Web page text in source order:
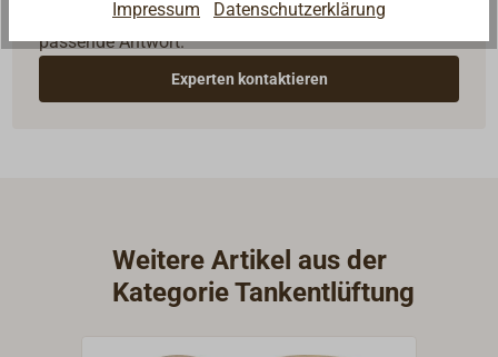
Seglerinnen. Wir verstehen Ihre Fragen und geben die
passende Antwort.
Experten kontaktieren
Weitere Artikel aus der
Kategorie Tankentlüftung
Impressum Datenschutzerklärung